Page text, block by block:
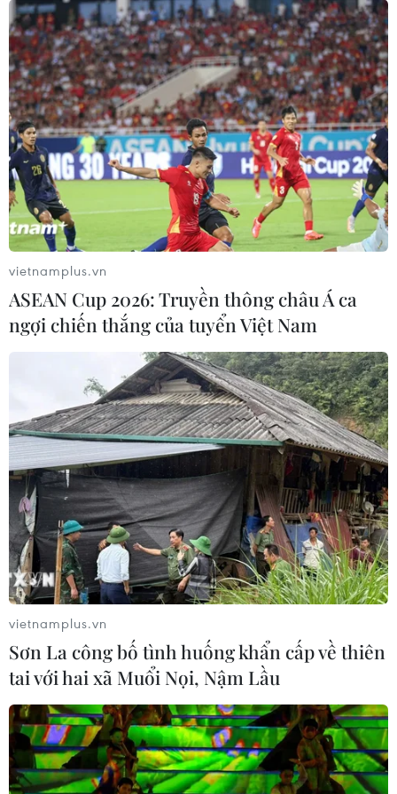
vietnamplus.vn
ASEAN Cup 2026: Truyền thông châu Á ca
ngợi chiến thắng của tuyển Việt Nam
vietnamplus.vn
Sơn La công bố tình huống khẩn cấp về thiên
tai với hai xã Muổi Nọi, Nậm Lầu